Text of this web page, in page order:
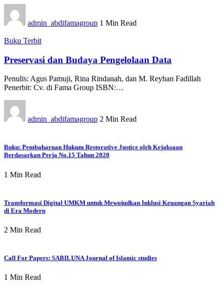
admin_abdifamagroup 1 Min Read
Buku Terbit
Preservasi dan Budaya Pengelolaan Data
Penulis: Agus Pamuji, Rina Rindanah, dan M. Reyhan Fadillah
Penerbit: Cv. di Fama Group ISBN:…
admin_abdifamagroup 2 Min Read
Buku: Pembaharuan Hukum Restorative Justice oleh Kejaksaan
Berdasarkan Perja No.15 Tahun 2020
1 Min Read
Transformasi Digital UMKM untuk Mewujudkan Inklusi Keuangan Syariah
di Era Modern
2 Min Read
Call For Papers: SABILUNA Journal of Islamic studies
1 Min Read